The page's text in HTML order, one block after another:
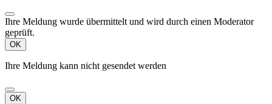
Ihre Meldung wurde übermittelt und wird durch einen Moderator
geprüft.
OK
Ihre Meldung kann nicht gesendet werden
OK